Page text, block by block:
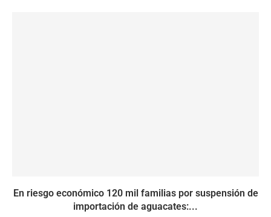
En riesgo económico 120 mil familias por suspensión de
importación de aguacates:...